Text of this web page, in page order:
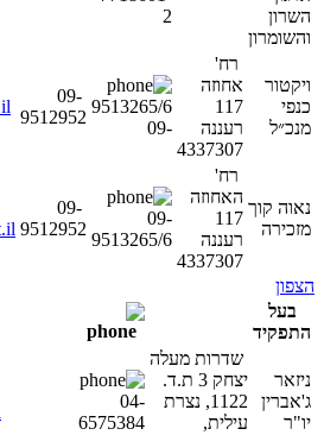
השרון
והשומרון
2
ויקטור
כנפי
מנכ״ל
רח'
אחוזה
117
רעננה
4337307
9513265/6
-09
09-
9512952
נאוה קוך
מזכירה
רח'
האחוזה
117
רעננה
4337307
09-
9513265/6
09-
9512952
הצפון
בעל
התפקיד
ניזאר
ג'אברין
יו"ר
שדרות מעלה
יצחק 3 ת.ד.
1122, נצרת
עילית,
04-
6575384